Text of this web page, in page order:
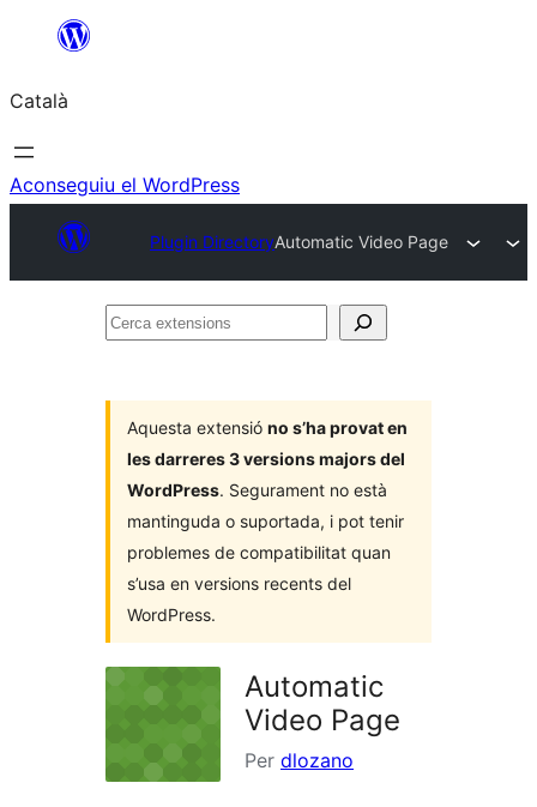
contingut
Català
Aconseguiu el WordPress
Plugin DirectoryAutomatic Video Page
Cerca
Aquesta extensió no s’ha provat en
les darreres 3 versions majors del
WordPress. Segurament no està
mantinguda o suportada, i pot tenir
problemes de compatibilitat quan
s’usa en versions recents del
WordPress.
Automatic
Video Page
Per dlozano